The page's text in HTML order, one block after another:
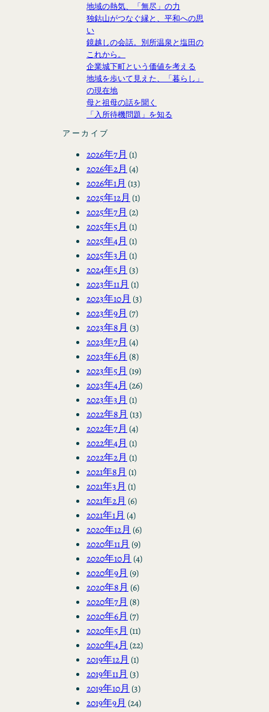
地域の熱気、「無尽」の力
独鈷山がつなぐ縁と、平和への思
い
鏡越しの会話。別所温泉と塩田の
これから。
企業城下町という価値を考える
地域を歩いて見えた、「暮らし」
の現在地
母と祖母の話を聞く
「入所待機問題」を知る
アーカイブ
2026年7月 (1)
2026年2月 (4)
2026年1月 (13)
2025年12月 (1)
2025年7月 (2)
2025年5月 (1)
2025年4月 (1)
2025年3月 (1)
2024年5月 (3)
2023年11月 (1)
2023年10月 (3)
2023年9月 (7)
2023年8月 (3)
2023年7月 (4)
2023年6月 (8)
2023年5月 (19)
2023年4月 (26)
2023年3月 (1)
2022年8月 (13)
2022年7月 (4)
2022年4月 (1)
2022年2月 (1)
2021年8月 (1)
2021年3月 (1)
2021年2月 (6)
2021年1月 (4)
2020年12月 (6)
2020年11月 (9)
2020年10月 (4)
2020年9月 (9)
2020年8月 (6)
2020年7月 (8)
2020年6月 (7)
2020年5月 (11)
2020年4月 (22)
2019年12月 (1)
2019年11月 (3)
2019年10月 (3)
2019年9月 (24)